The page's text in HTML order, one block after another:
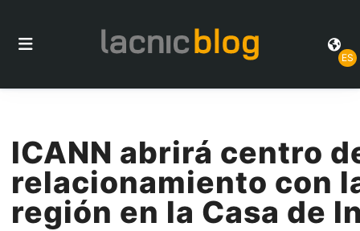
ES
ICANN abrirá centro
relacionamiento con
región en la Casa de